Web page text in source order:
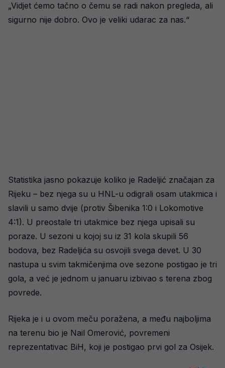
„Vidjet ćemo tačno o čemu se radi nakon pregleda, ali
sigurno nije dobro. Ovo je veliki udarac za nas.“
Statistika jasno pokazuje koliko je Radeljić značajan za
Rijeku – bez njega su u HNL-u odigrali osam utakmica i
slavili u samo dvije (protiv Šibenika 1:0 i Lokomotive
4:1). U preostale tri utakmice bez njega upisali su
poraze. U sezoni u kojoj su iz 31 kola skupili 56
bodova, bez Radeljića su osvojili svega devet. U 30
nastupa u svim takmičenjima ove sezone postigao je tri
gola, a već je jednom u januaru izbivao s terena zbog
povrede.
Rijeka je i u ovom meču poražena, a među najboljima
na terenu bio je Nail Omerović, povremeni
reprezentativac BiH, koji je postigao prvi gol za Osijek.